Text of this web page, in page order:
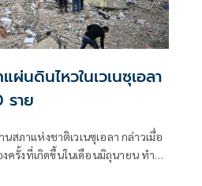
นดินไหวในเวเนซุเอลา
าย
นสภาแห่งชาติเวเนซุเอลา กล่าวเมื่อ
รั้งที่เกิดขึ้นในเดือนมิถุนายน ทำให้